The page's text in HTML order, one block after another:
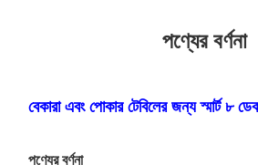
পণ্যের বর্ণনা
বেকারা এবং পোকার টেবিলের জন্য স্মার্ট ৮
পণ্যের বর্ণনা